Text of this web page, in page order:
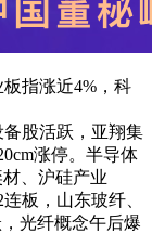
指涨近4%，科
股活跃，亚翔集
涨停。半导体
、沪硅产业
板，山东玻纤、
光纤概念午后爆